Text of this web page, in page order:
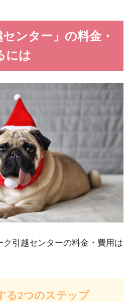
ンター」の料金・
には
引越センターの料金・費用は
る2つのステップ